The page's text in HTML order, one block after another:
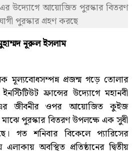
এর উদ্যোগে আয়োজিত পুরস্কার বিতরণ
পুরস্কার গ্রহণ করছে
নূরুল ইসলাম
মূল্যবোধসম্পন্ন প্রজন্ম গড়ে তোলার
ফ্রান্সের উদ্যোগে মহানবী
এর জীবনীর ওপর আয়োজিত কুইজ
মাঝে পুরস্কার বিতরণ উপলক্ষে এক সুধী
গত শনিবার বিকেলে প্যারিসের
অবস্থিত প্রতিষ্ঠানের দ্বিতীয়